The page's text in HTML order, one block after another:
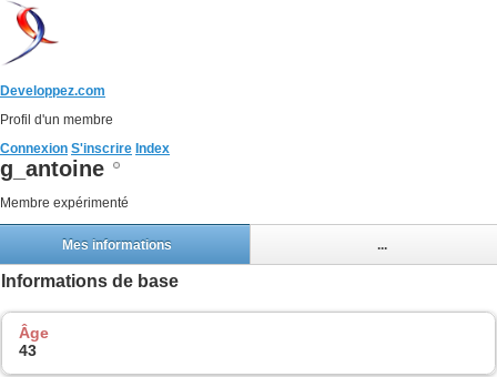
Developpez.com
Profil d'un membre
Connexion S'inscrire Index
g_antoine
Membre expérimenté
Mes informations ...
Informations de base
Âge
43